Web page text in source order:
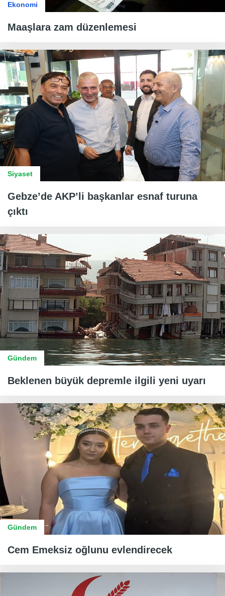
Ekonomi
Maaşlara zam düzenlemesi
Siyaset
Gebze’de AKP’li başkanlar esnaf turuna
çıktı
Gündem
Beklenen büyük depremle ilgili yeni uyarı
Gündem
Cem Emeksiz oğlunu evlendirecek